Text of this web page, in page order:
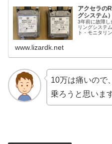
アクセラの
グシステム
3年前に故障し
リングシステ
ト・モニタリ
www.lizardk.net
10万は痛いので
乗ろうと思います